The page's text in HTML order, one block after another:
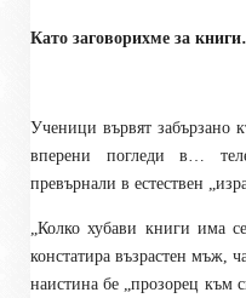
Като заговорихме за
Ученици вървят забързано
вперени погледи в…
превърнали в естествен
„Колко хубави книги има
констатира възрастен мъж,
наистина бе „прозорец към